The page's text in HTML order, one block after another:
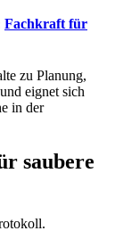
Fachkraft für
zu Planung,
eignet sich
in der
saubere